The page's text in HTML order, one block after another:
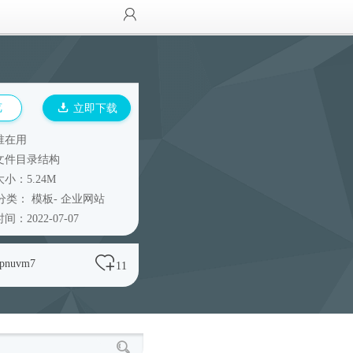
立即下载
在用
件目录结构
小：5.24M
类： 模板- 企业网站
间：2022-07-07
11